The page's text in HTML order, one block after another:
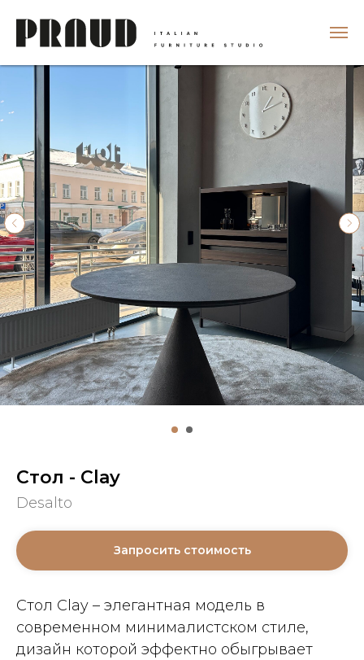
Стол - Clay
Desalto
Запросить стоимость
Стол Clay – элегантная модель в
современном минималистском стиле,
дизайн которой эффектно обыгрывает